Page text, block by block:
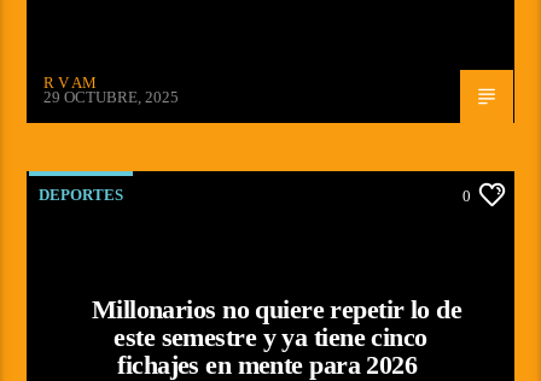
R V AM
29 OCTUBRE, 2025
DEPORTES 0
Millonarios no quiere repetir lo de
este semestre y ya tiene cinco
fichajes en mente para 2026